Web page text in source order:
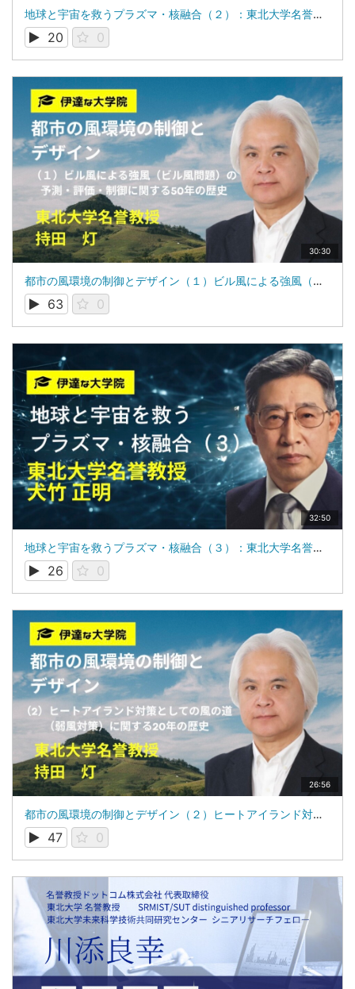
地球と宇宙を救うプラズマ・核融合（２）：東北大学名誉教授：犬竹 正明
20 0
30:30
都市の風環境の制御とデザイン（１）ビル風による強風（ビル風問題）の予測・評価・制御に関する50年の歴史： 東北大学名誉教授 持田 灯
63 0
32:50
地球と宇宙を救うプラズマ・核融合（３）：東北大学名誉教授：犬竹 正明
26 0
26:56
都市の風環境の制御とデザイン（２）ヒートアイランド対策としての風の道（弱風対策）に関する20年の歴史： 東北大学名誉教授 持田 灯
47 0